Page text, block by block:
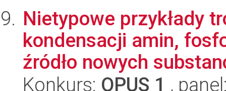
Nietypowe przykłady
kondensacji amin,
źródło nowych
Konkurs: OPUS 1 ,